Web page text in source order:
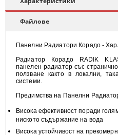
Файлове
Панелни Радиатори Корадо -
Радиатор Корадо RADIK
панелен радиатор със
ползване както в локални,
системи.
Предимства на Панелни
Висока ефективност поради
ниското съдържание на вода
Висока устойчивост на